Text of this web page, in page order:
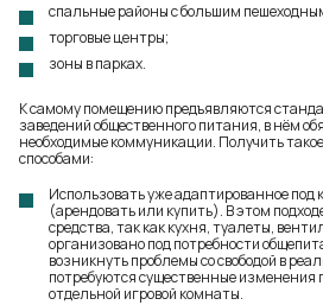
спальные районы с большим
торговые центры;
зоны в парках.
К самому помещению предъявляются
заведений общественного питания, в нём
необходимые коммуникации. Получить
способами:
Использовать уже адаптированное под
(арендовать или купить). В этом
средства, так как кухня, туалеты,
организовано под потребности
возникнуть проблемы со свободой в
потребуются существенные изменения
отдельной игровой комнаты.